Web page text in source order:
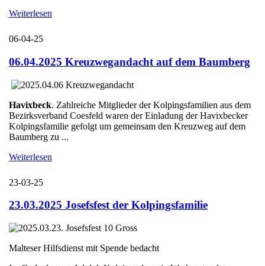
Weiterlesen
06-04-25
06.04.2025 Kreuzwegandacht auf dem Baumberg
Havixbeck. Zahlreiche Mitglieder der Kolpingsfamilien aus dem
Bezirksverband Coesfeld waren der Einladung der Havixbecker
Kolpingsfamilie gefolgt um gemeinsam den Kreuzweg auf dem
Baumberg zu ...
Weiterlesen
23-03-25
23.03.2025 Josefsfest der Kolpingsfamilie
Malteser Hilfsdienst mit Spende bedacht